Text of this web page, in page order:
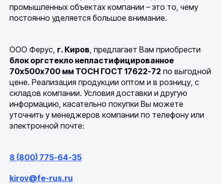
промышленных объектах компании – это то, чему
постоянно уделяется большое внимание.
ООО Ферус, г. Киров, предлагает Вам приобрести
блок оргстекло непластифицированное
70х500х700 мм ТОСН ГОСТ 17622-72 по выгодной
цене. Реализация продукции оптом и в розницу, с
складов компании. Условия доставки и другую
информацию, касательно покупки Вы можете
уточнить у менеджеров компании по телефону или
электронной почте:
8 (800) 775-64-35
kirov@fe-rus.ru